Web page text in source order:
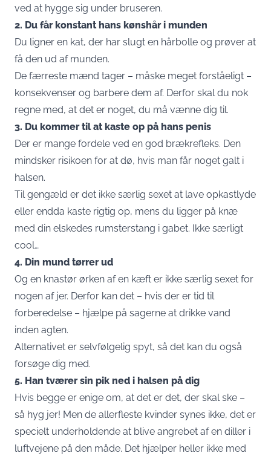
ved at hygge sig under bruseren.
2. Du får konstant hans kønshår i munden
Du ligner en kat, der har slugt en hårbolle og prøver at
få den ud af munden.
De færreste mænd tager – måske meget forståeligt –
konsekvenser og barbere dem af. Derfor skal du nok
regne med, at det er noget, du må vænne dig til.
3. Du kommer til at kaste op på hans penis
Der er mange fordele ved en god brækrefleks. Den
mindsker risikoen for at dø, hvis man får noget galt i
halsen.
Til gengæld er det ikke særlig sexet at lave opkastlyde
eller endda kaste rigtig op, mens du ligger på knæ
med din elskedes rumsterstang i gabet. Ikke særligt
cool…
4. Din mund tørrer ud
Og en knastør ørken af en kæft er ikke særlig sexet for
nogen af jer. Derfor kan det – hvis der er tid til
forberedelse – hjælpe på sagerne at drikke vand
inden agten.
Alternativet er selvfølgelig spyt, så det kan du også
forsøge dig med.
5. Han tværer sin pik ned i halsen på dig
Hvis begge er enige om, at det er det, der skal ske –
så hyg jer! Men de allerfleste kvinder synes ikke, det er
specielt underholdende at blive angrebet af en diller i
luftvejene på den måde. Det hjælper heller ikke med